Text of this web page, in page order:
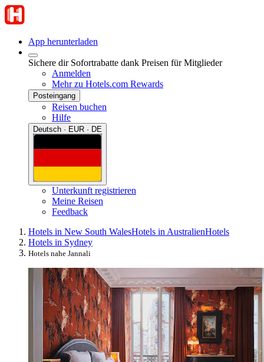
App herunterladen
Sichere dir Sofortrabatte dank Preisen für Mitglieder
Anmelden
Mehr zu Hotels.com Rewards
Posteingang
Reisen buchen
Hilfe
Deutsch · EUR · DE
Unterkunft registrieren
Meine Reisen
Feedback
Hotels in New South WalesHotels in AustralienHotels
Hotels in Sydney
Hotels nahe Jannali